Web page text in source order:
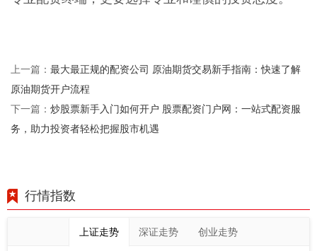
上一篇： 最大最正规的配资公司 原油期货交易新手指南：快速了解
原油期货开户流程
下一篇： 炒股票新手入门如何开户 股票配资门户网：一站式配资服
务，助力投资者轻松把握股市机遇
行情指数
上证走势 深证走势 创业走势